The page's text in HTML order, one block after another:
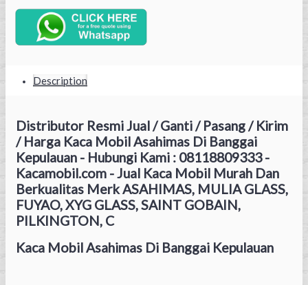
Description
Distributor Resmi Jual / Ganti / Pasang / Kirim
/ Harga Kaca Mobil Asahimas Di Banggai
Kepulauan - Hubungi Kami : 08118809333 -
Kacamobil.com - Jual Kaca Mobil Murah Dan
Berkualitas Merk ASAHIMAS, MULIA GLASS,
FUYAO, XYG GLASS, SAINT GOBAIN,
PILKINGTON, C
Kaca Mobil Asahimas Di Banggai Kepulauan